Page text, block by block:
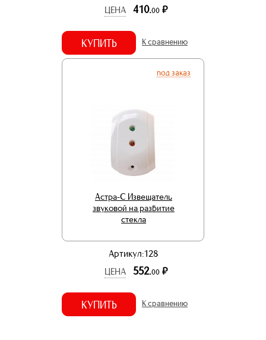
ЦЕНА
410.00 р.
КУПИТЬ К сравнению
под заказ
Астра-С Извещатель
звуковой на разбитие
стекла
Артикул:128
ЦЕНА
552.00 р.
КУПИТЬ К сравнению